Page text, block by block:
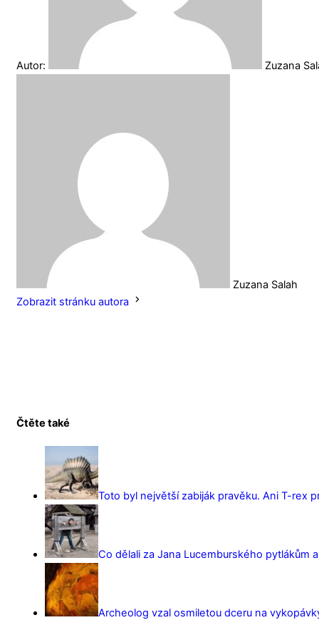
Autor: Zuzana
Zuzana Salah
Zobrazit stránku autora
Čtěte také
Toto byl největší zabiják pravěku. Ani T-rex
Co dělali za Jana Lucemburského pytlákům
Archeolog vzal osmiletou dceru na